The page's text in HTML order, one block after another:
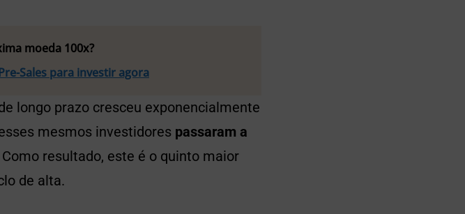
moeda 100x?
Sales para investir agora
longo prazo cresceu exponencialmente
mesmos investidores passaram a
Como resultado, este é o quinto maior
de alta.